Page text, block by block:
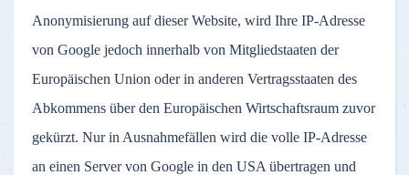
Anonymisierung auf dieser Website, wird Ihre IP-Adresse
von Google jedoch innerhalb von Mitgliedstaaten der
Europäischen Union oder in anderen Vertragsstaaten des
Abkommens über den Europäischen Wirtschaftsraum zuvor
gekürzt. Nur in Ausnahmefällen wird die volle IP-Adresse
an einen Server von Google in den USA übertragen und